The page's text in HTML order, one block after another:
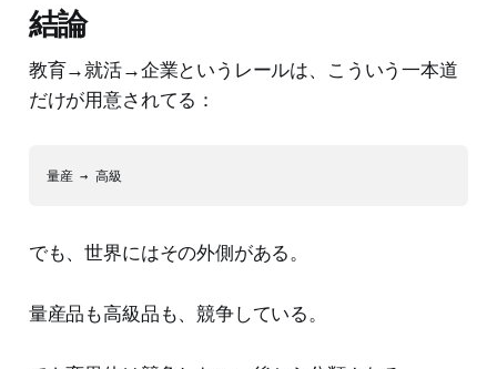
結論
教育→就活→企業というレールは、こういう一本道
だけが用意されてる：
でも、世界にはその外側がある。
量産品も高級品も、競争している。